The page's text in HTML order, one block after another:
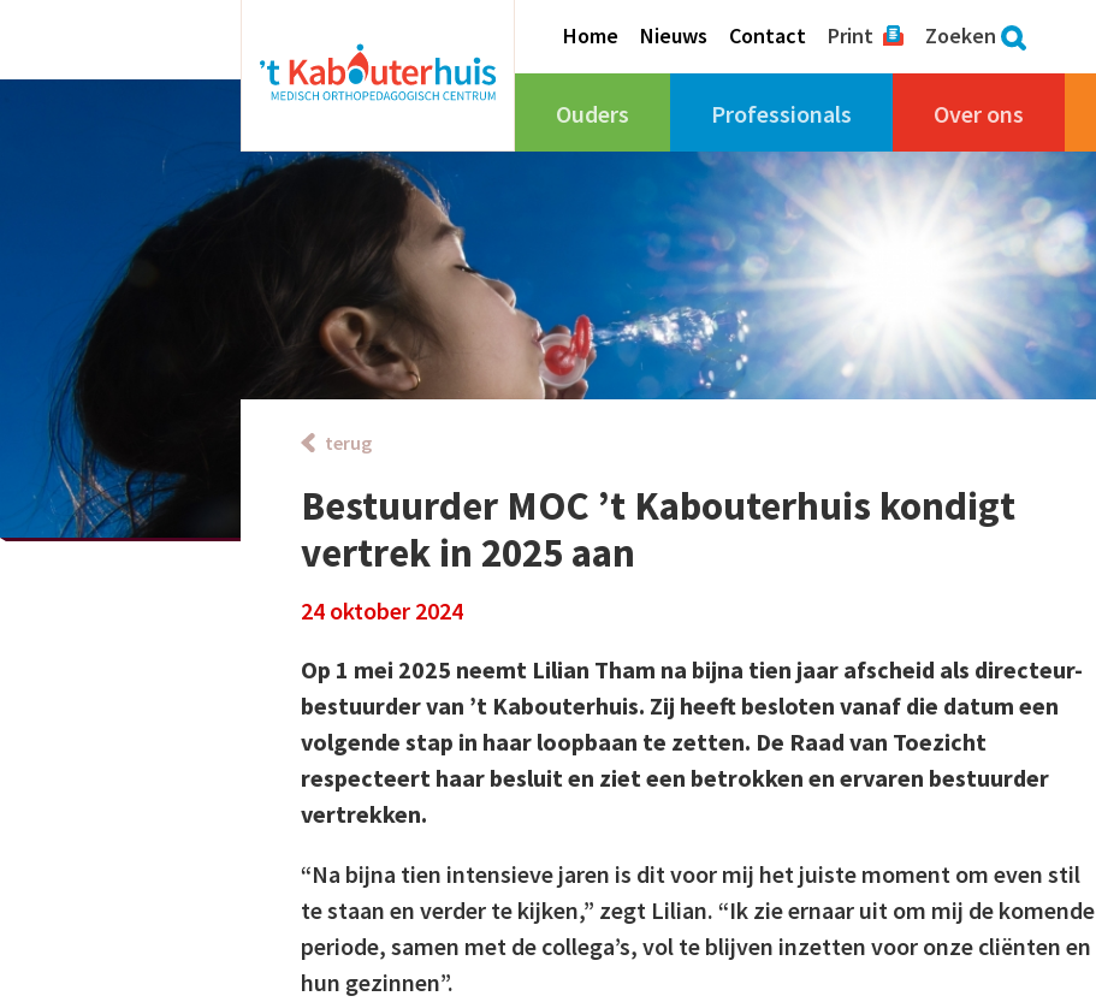
Home Nieuws Contact Print Zoeken
Ouders Professionals Over ons
terug
Bestuurder MOC ’t Kabouterhuis kondigt
vertrek in 2025 aan
24 oktober 2024
Op 1 mei 2025 neemt Lilian Tham na bijna tien jaar afscheid als directeur-
bestuurder van ’t Kabouterhuis. Zij heeft besloten vanaf die datum een
volgende stap in haar loopbaan te zetten. De Raad van Toezicht
respecteert haar besluit en ziet een betrokken en ervaren bestuurder
vertrekken.
“Na bijna tien intensieve jaren is dit voor mij het juiste moment om even stil
te staan en verder te kijken,” zegt Lilian. “Ik zie ernaar uit om mij de komende
periode, samen met de collega’s, vol te blijven inzetten voor onze cliënten en
hun gezinnen”.